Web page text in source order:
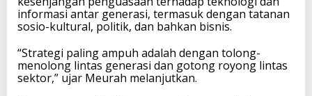
informasi antar generasi, termasuk dengan tatanan
sosio-kultural, politik, dan bahkan bisnis.
“Strategi paling ampuh adalah dengan tolong-
menolong lintas generasi dan gotong royong lintas
sektor,” ujar Meurah melanjutkan.